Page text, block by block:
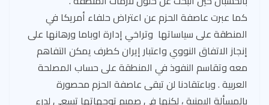
كما عبرت عاصفة الحزم عن اعتراض حلفاء أمريكا في
المنطقة على سياساتها وتراخي إدارة اوباما ورهانها على
إنجاز الاتفاق النووي واعتبار إيران كطرف يمكن التفاهم
معه وتقاسم النفوذ في المنطقة على حساب المصلحة
العربية . وباعتقادنا لن تبقى عاصفة الحزم محصورة
بالمسألة اليمنية ، لكنها في صميم توجهاتها تسعى لدرء